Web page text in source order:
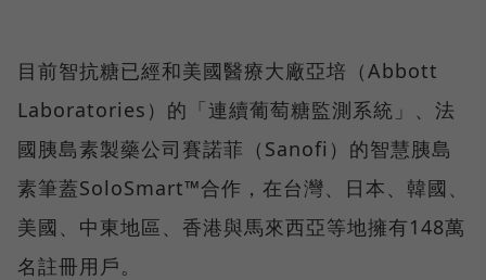
目前智抗糖已經和美國醫療大廠亞培（Abbott
Laboratories）的「連續葡萄糖監測系統」、法
國胰島素製藥公司賽諾菲（Sanofi）的智慧胰島
素筆蓋SoloSmart™合作，在台灣、日本、韓國、
美國、中東地區、香港與馬來西亞等地擁有148萬
名註冊用戶。